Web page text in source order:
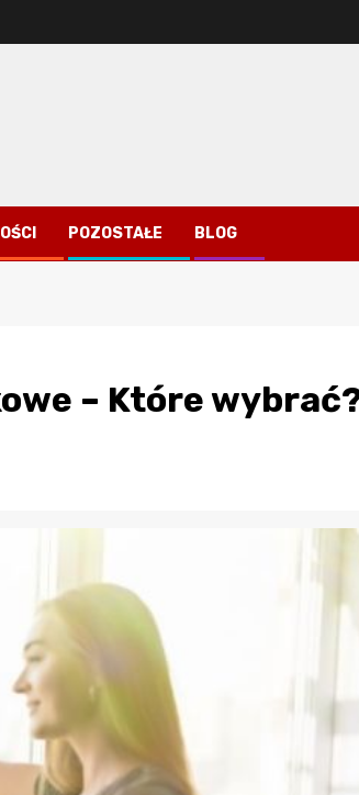
POZOSTAŁE BLOG
– Które